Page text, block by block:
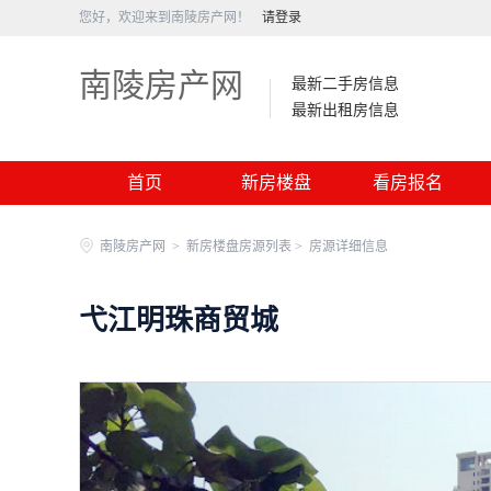
您好，欢迎来到南陵房产网！ 请登录
南陵房产网
最新二手房信息
最新出租房信息
首页 新房楼盘 看房报名
南陵房产网 > 新房楼盘房源列表 > 房源详细信息
弋江明珠商贸城